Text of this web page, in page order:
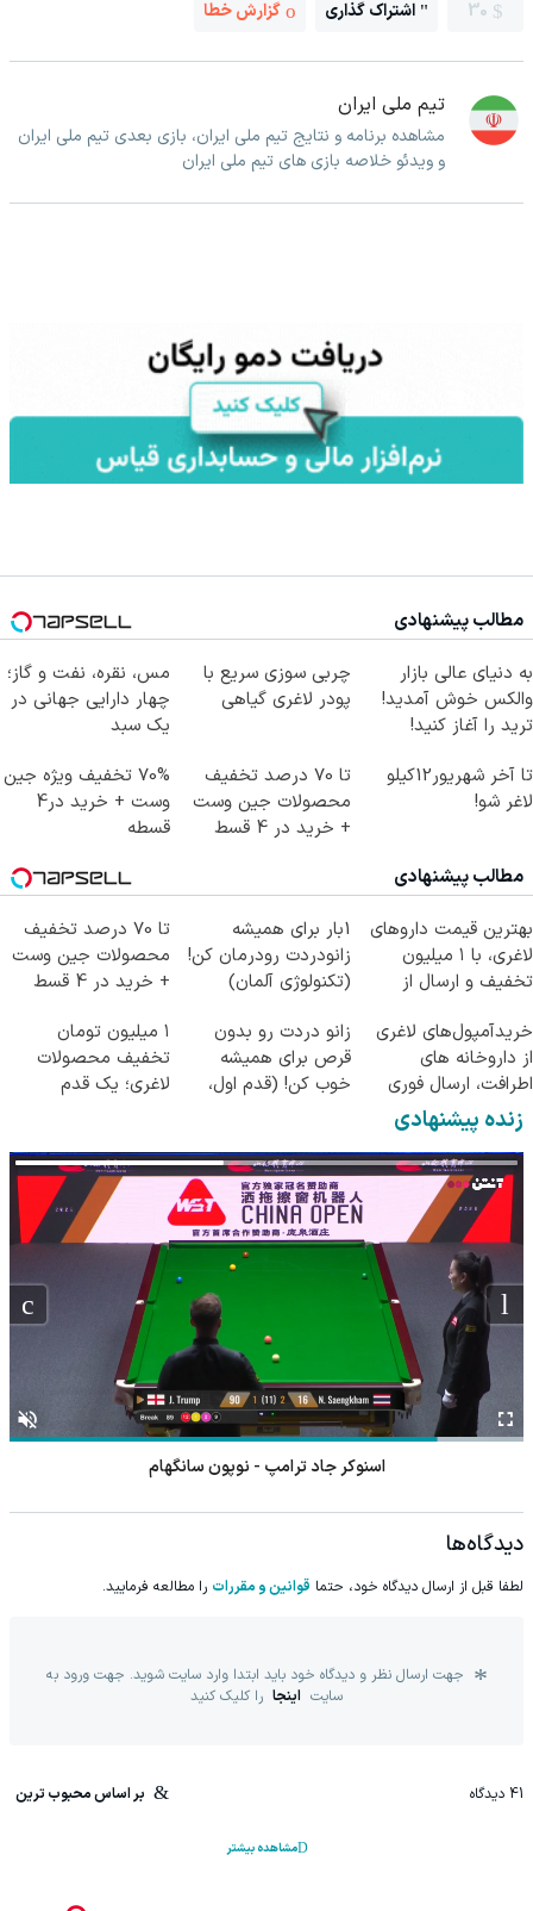
30 اشتراک گذاری گزارش خطا
تیم ملی ایران
مشاهده برنامه و نتایج تیم ملی ایران، بازی بعدی تیم ملی ایران
و ویدئو خلاصه بازی های تیم ملی ایران
مطالب پیشنهادی
به دنیای عالی بازار
والکس خوش آمدید!
ترید را آغاز کنید!
چربی سوزی سریع با
پودر لاغری گیاهی
مس، نقره، نفت و گاز؛
چهار دارایی جهانی در
یک سبد
تا آخر شهریور12کیلو
لاغر شو!
تا 70 درصد تخفیف
محصولات جین وست
+ خرید در 4 قسط
70% تخفیف ویژه جین
وست + خرید در4
قسطه
مطالب پیشنهادی
بهترین قیمت داروهای
لاغری، با ۱ میلیون
تخفیف و ارسال از
1بار برای همیشه
زانودردت رودرمان کن!
(تکنولوژی آلمان)
تا 70 درصد تخفیف
محصولات جین وست
+ خرید در 4 قسط
خریدآمپول‌های لاغری
از داروخانه های
اطرافت، ارسال فوری
همراه با پک یخ!
زانو دردت رو بدون
قرص برای همیشه
خوب کن! (قدم اول،
۱ میلیون تومان
تخفیف محصولات
لاغری؛ یک قدم
زنده پیشنهادی
اسنوکر جاد ترامپ - نوپون سانگهام
دیدگاه‌ها
لطفا قبل از ارسال دیدگاه خود، حتما قوانین و مقررات را مطالعه فرمایید.
جهت ارسال نظر و دیدگاه خود باید ابتدا وارد سایت شوید. جهت ورود به
سایت اینجا را کلیک کنید
41 دیدگاه بر اساس محبوب ترین
مشاهده بیشتر